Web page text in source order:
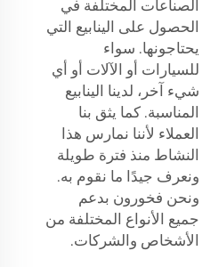
الصناعات المختلفة في
الحصول على الينابيع التي
يحتاجونها. سواء
للسيارات أو الآلات أو أي
شيء آخر، لدينا الينابيع
المناسبة. كما يثق بنا
العملاء لأننا نمارس هذا
النشاط منذ فترة طويلة
ونعرف جيدًا ما نقوم به.
ونحن فخورون بدعم
جميع الأنواع المختلفة من
الأشخاص والشركات.